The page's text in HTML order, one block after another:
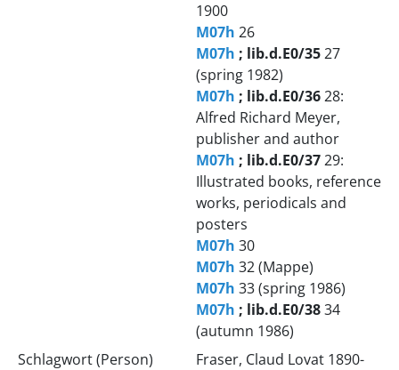
1900
M07h 26
M07h ; lib.d.E0/3527
(spring 1982)
M07h ; lib.d.E0/3628:
Alfred Richard Meyer,
publisher and author
M07h ; lib.d.E0/3729:
Illustrated books, reference
works, periodicals and
posters
M07h 30
M07h 32 (Mappe)
M07h 33 (spring 1986)
M07h ; lib.d.E0/3834
(autumn 1986)
Schlagwort (Person)
Fraser, Claud Lovat 1890-